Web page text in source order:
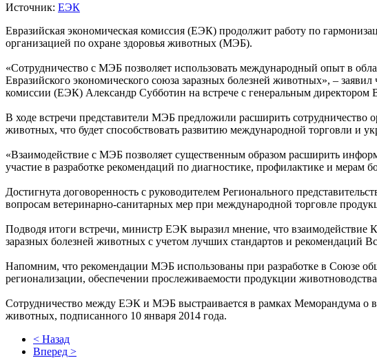
Источник: ЕЭК
Евразийская экономическая комиссия (ЕЭК) продолжит работу по
организацией по охране здоровья животных (МЭБ).
«Сотрудничество с МЭБ позволяет использовать международный опыт в
Евразийского экономического союза заразных болезней животных», –
комиссии (ЕЭК) Александр Субботин на встрече с генеральным
В ходе встречи представители МЭБ предложили расширить
животных, что будет способствовать развитию международной торговли
«Взаимодействие с МЭБ позволяет существенным образом расширить
участие в разработке рекомендаций по диагностике, профилактике и
Достигнута договоренность с руководителем Регионального
вопросам ветеринарно-санитарных мер при международной торговле
Подводя итоги встречи, министр ЕЭК выразил мнение, что взаимодействие
заразных болезней животных с учетом лучших стандартов и рекомендаций
Напомним, что рекомендации МЭБ использованы при разработке в Союзе
регионализации, обеспечении прослеживаемости продукции
Сотрудничество между ЕЭК и МЭБ выстраивается в рамках Меморандума о
животных, подписанного 10 января 2014 года.
< Назад
Вперед >